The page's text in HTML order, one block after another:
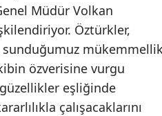
Müdür Volkan
Öztürkler,
sunduğumuz
özverisine vurgu
eşliğinde
çalışacaklarını